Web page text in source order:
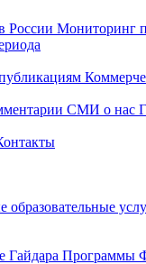
России Мониторинг
СМИ о нас
образовательные
Гайдара Программы